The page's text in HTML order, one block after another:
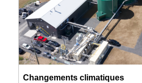
Changements climatiques